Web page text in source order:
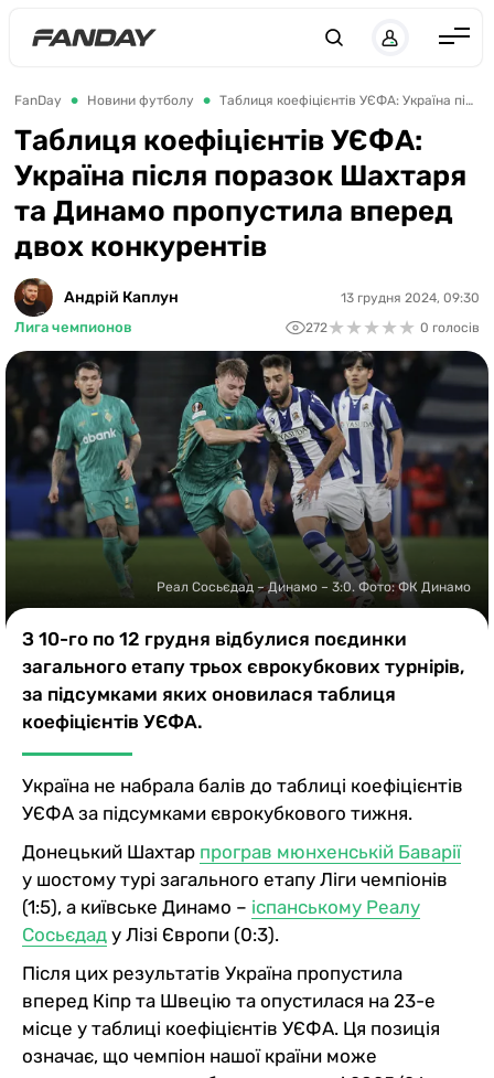
Англія
Іспанія
Німеччина
Італія
ЛЧ
ЛЕ
ЧЕ-2028
Букмекери
Казино
FanDay Новини футболу Таблиця коефіцієнтів УЄФА: Україна після поразок Шахтаря та Динамо пропустила вперед двох конкурентів
Таблиця коефіцієнтів УЄФА:
Україна після поразок Шахтаря
та Динамо пропустила вперед
двох конкурентів
Андрій Каплун
Лига чемпионов
13 грудня 2024, 09:30
272★★★★★
★★★★★ 0 голосів
Реал Сосьєдад – Динамо – 3:0. Фото: ФК Динамо
З 10-го по 12 грудня відбулися поєдинки
загального етапу трьох єврокубкових турнірів,
за підсумками яких оновилася таблиця
коефіцієнтів УЄФА.
Україна не набрала балів до таблиці коефіцієнтів
УЄФА за підсумками єврокубкового тижня.
Донецький Шахтар програв мюнхенській Баварії
у шостому турі загального етапу Ліги чемпіонів
(1:5), а київське Динамо – іспанському Реалу
Сосьєдад у Лізі Європи (0:3).
Після цих результатів Україна пропустила
вперед Кіпр та Швецію та опустилася на 23-е
місце у таблиці коефіцієнтів УЄФА. Ця позиція
означає, що чемпіон нашої країни може